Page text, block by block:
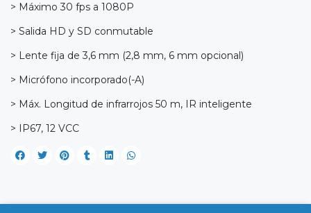
> Máximo 30 fps a 1080P
> Salida HD y SD conmutable
> Lente fija de 3,6 mm (2,8 mm, 6 mm opcional)
> Micrófono incorporado(-A)
> Máx. Longitud de infrarrojos 50 m, IR inteligente
> IP67, 12 VCC